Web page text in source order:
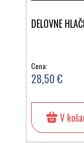
DELOVNE
Cena:
28,50 €
V